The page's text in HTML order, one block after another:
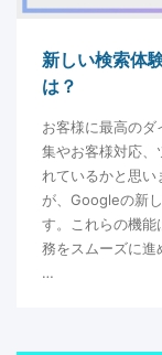
新しい検索体
は？
お客様に最高のダ
集やお客様対応、
れているかと思
が、Googleの新
す。これらの機能
務をスムーズに進
…